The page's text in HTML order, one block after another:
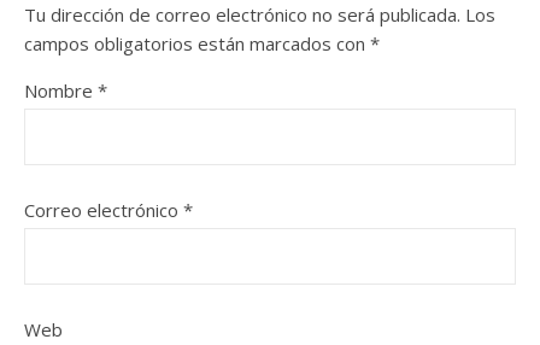
Tu dirección de correo electrónico no será publicada. Los
campos obligatorios están marcados con *
Nombre *
Correo electrónico *
Web